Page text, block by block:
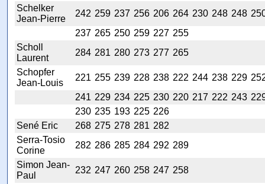
Schelker
Jean-Pierre
242 259 237 256 206 264 230 248 248
237 265 250 259 227 255
Scholl
Laurent
284 281 280 273 277 265
Schopfer
Jean-Louis
221 255 239 228 238 222 244 238 229
241 229 234 225 230 220 217 222 243
230 235 193 225 226
Sené Eric
268 275 278 281 282
Serra-Tosio
Corine
282 286 285 284 292 289
Simon Jean-
Paul
232 247 260 258 247 258